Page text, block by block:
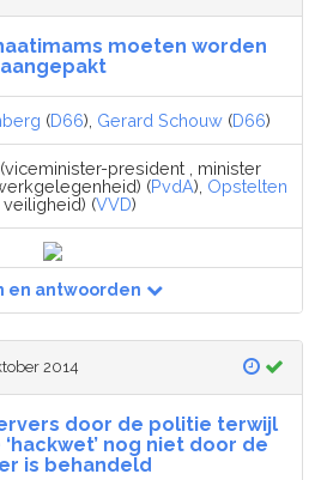
moeten worden
aangepakt
(D66), Gerard Schouw (D66)
(viceminister-president , minister
(PvdA), Opstelten
(VVD)
en antwoorden
2014
door de politie terwijl
nog niet door de
is behandeld